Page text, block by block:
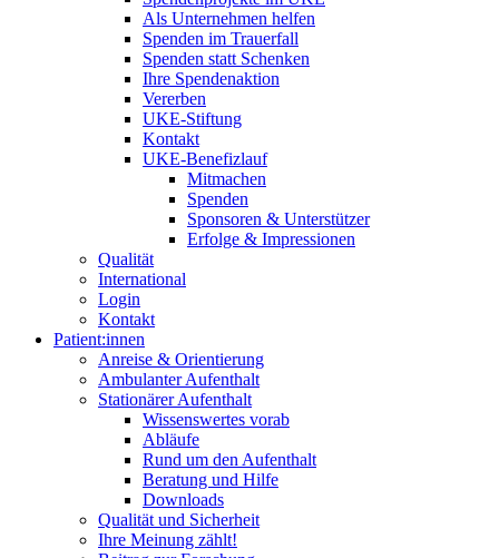
Als Unternehmen helfen
Spenden im Trauerfall
Spenden statt Schenken
Ihre Spendenaktion
Vererben
UKE-Stiftung
Kontakt
UKE-Benefizlauf
Mitmachen
Spenden
Sponsoren & Unterstützer
Erfolge & Impressionen
Qualität
International
Login
Kontakt
Patient:innen
Anreise & Orientierung
Ambulanter Aufenthalt
Stationärer Aufenthalt
Wissenswertes vorab
Abläufe
Rund um den Aufenthalt
Beratung und Hilfe
Downloads
Qualität und Sicherheit
Ihre Meinung zählt!